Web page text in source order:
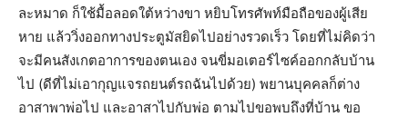
ละหมาด ก็ใช้มื้อลอดใต้หว่างขา หยิบโทรศัพท์มือถือของผู้เสีย
หาย แล้ววิ่งออกทางประตูมัสยิดไปอย่างรวดเร็ว โดยที่ไม่คิดว่า
จะมีคนสังเกตอาการของตนเอง จนขี่มอเตอร์ไซค์ออกกลับบ้าน
ไป (ดีที่ไม่เอากุญแจรถยนต์รถฉันไปด้วย) พยานบุคคลก็ต่าง
อาสาพาพ่อไป และอาสาไปกับพ่อ ตามไปขอพบถึงที่บ้าน ขอ